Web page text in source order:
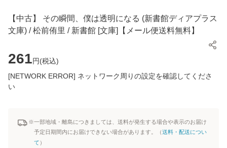
【中古】 その瞬間、僕は透明になる (新書館ディアプラス
文庫) / 松前侑里 / 新書館 [文庫]【メール便送料無料】
261円(税込)
[NETWORK ERROR] ネットワーク周りの設定を確認してくださ
い
※一部地域・離島につきましては、送料が発生する場合や表示のお届け
予定日期間内にお届けできない場合があります。（送料・配送につい
て ）